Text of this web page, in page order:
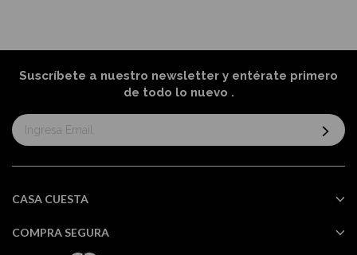
Suscríbete a nuestro newsletter y entérate primero
de todo lo nuevo .
Suscríbase
al
informativo:
CASA CUESTA
COMPRA SEGURA